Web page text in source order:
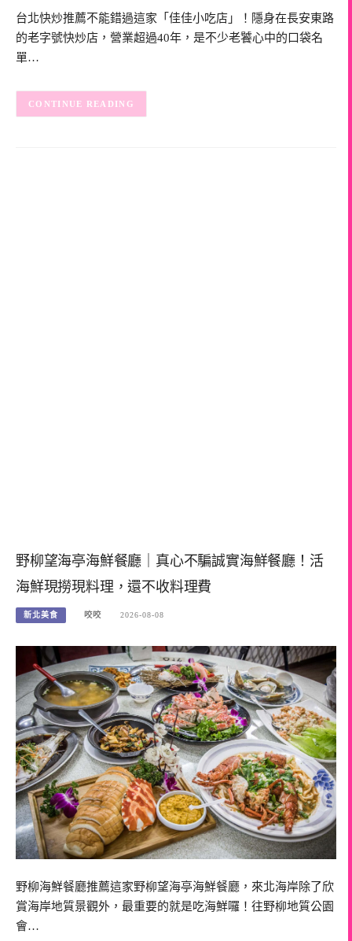
台北快炒推薦不能錯過這家「佳佳小吃店」！隱身在長安東路
的老字號快炒店，營業超過40年，是不少老饕心中的口袋名
單…
CONTINUE READING
野柳望海亭海鮮餐廳｜真心不騙誠實海鮮餐廳！活
海鮮現撈現料理，還不收料理費
新北美食 咬咬 2026-08-08
野柳海鮮餐廳推薦這家野柳望海亭海鮮餐廳，來北海岸除了欣
賞海岸地質景觀外，最重要的就是吃海鮮囉！往野柳地質公園
會…